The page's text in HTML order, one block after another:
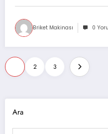
Briket Makinası 0
Yazı
sayfalaması
2 3
Ara